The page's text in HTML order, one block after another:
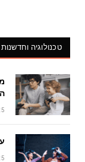
טכנולוגיה וחדשנות